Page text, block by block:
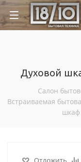
Духовой
Салон
Встраиваемая
шкаф